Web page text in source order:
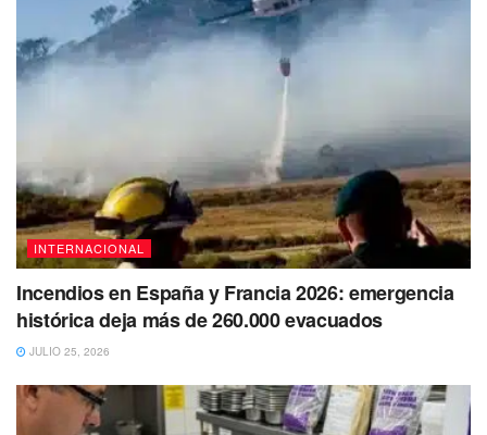
INTERNACIONAL
Incendios en España y Francia 2026: emergencia
histórica deja más de 260.000 evacuados
JULIO 25, 2026